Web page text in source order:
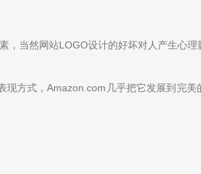
当然网站LOGO设计的好坏对人产生心理
方式，Amazon.com几乎把它发展到完美